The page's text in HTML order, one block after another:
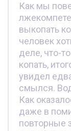
Как мы
выкопать
человек
деле, что-
копать,
увидел
смылся.
Как
даже в
повторные